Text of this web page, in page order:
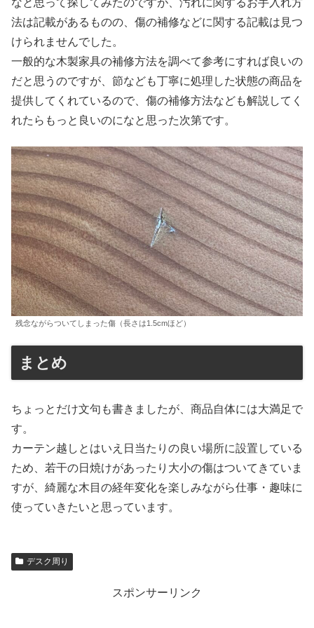
なと思って探してみたのですが、汚れに関するお手入れ方
法は記載があるものの、傷の補修などに関する記載は見つ
けられませんでした。
一般的な木製家具の補修方法を調べて参考にすれば良いの
だと思うのですが、節なども丁寧に処理した状態の商品を
提供してくれているので、傷の補修方法なども解説してく
れたらもっと良いのになと思った次第です。
残念ながらついてしまった傷（長さは1.5cmほど）
まとめ
ちょっとだけ文句も書きましたが、商品自体には大満足で
す。
カーテン越しとはいえ日当たりの良い場所に設置している
ため、若干の日焼けがあったり大小の傷はついてきていま
すが、綺麗な木目の経年変化を楽しみながら仕事・趣味に
使っていきたいと思っています。
デスク周り
スポンサーリンク